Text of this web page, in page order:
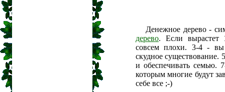
Денежное дерево -
дерево. Если вырастет
совсем плохи. 3-4 - вы
скудное существование.
и обеспечивать семью.
которым многие будут
себе все ;-)